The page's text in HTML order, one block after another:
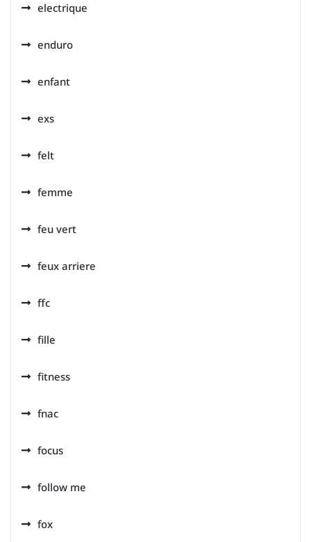
electrique
enduro
enfant
exs
felt
femme
feu vert
feux arriere
ffc
fille
fitness
fnac
focus
follow me
fox